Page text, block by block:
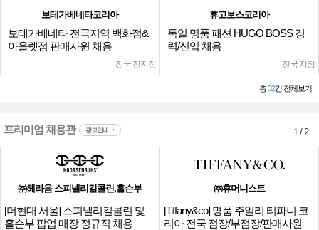
보테가베네타코리아
보테가베네타 전국지역 백화점&
아울렛점 판매사원 채용
전국 전지점
휴고보스코리아
독일 명품 패션 HUGO BOSS 경
력/신입 채용
전국 지점
총32건 전체보기
프리미엄 채용관 광고안내 1/ 2
㈜헤라음 스피넬리킬콜린,홀슨부
[더현대 서울] 스피넬리킬콜린 및
홀슨부 팝업 매장 정규직 채용
㈜휴머니스트
[Tiffany&co] 명품 주얼리 티파니 코
리아 전국 점장/부점장/판매사원